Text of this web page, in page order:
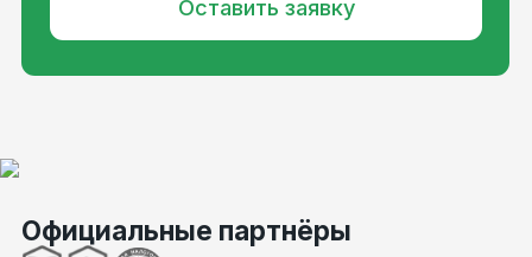
Минцифры: 15.01
Продукты для исполнителей
Маркетплейс заданий
Платформа для внештатников
База знаний для исполнителей